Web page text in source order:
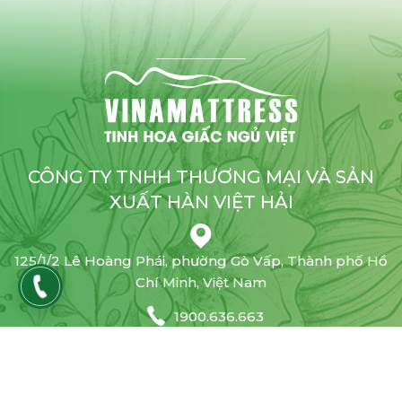
CÔNG TY TNHH THƯƠNG MẠI VÀ SẢN
XUẤT HÀN VIỆT HẢI
125/1/2 Lê Hoàng Phái, phường Gò Vấp, Thành phố Hồ
Chí Minh, Việt Nam
1900.636.663